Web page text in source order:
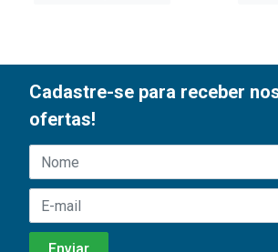
Cadastre-se para receber
ofertas!